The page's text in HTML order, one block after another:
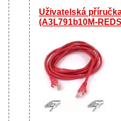
Uživatelská
(A3L791b10M-